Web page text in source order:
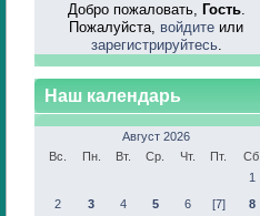
Добро пожаловать, Гость.
Пожалуйста, войдите или
зарегистрируйтесь.
Наш календарь
Август 2026
Вс.
Пн. Вт. Ср. Чт. Пт.
Сб.
1
2
3 4 5 6 [7]
8